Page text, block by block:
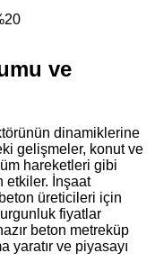
ve
dinamiklerine
gelişmeler, konut ve
hareketleri gibi
etkiler. İnşaat
üreticileri için
fiyatlar
beton metreküp
yaratır ve piyasayı